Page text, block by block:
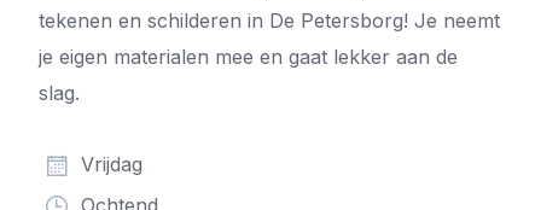
tekenen en schilderen in De Petersborg! Je neemt
je eigen materialen mee en gaat lekker aan de
slag.
Vrijdag
Ochtend